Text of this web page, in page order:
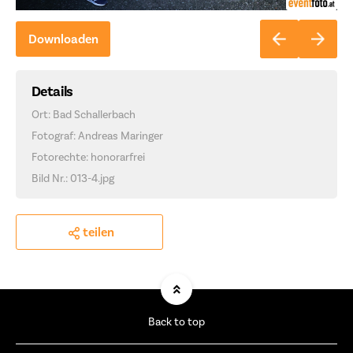
Downloaden
Details
Ort: Bad Schallerbach
Fotograf: Andreas Maringer
Fotorechte: honorarfrei
Bild Nr.: 013-4.jpg
teilen
Back to top